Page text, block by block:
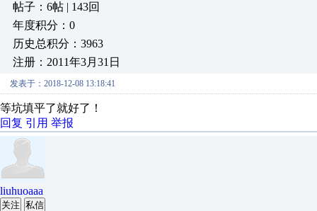
帖子：6帖 | 143回
年度积分：0
历史总积分：3963
注册：2011年3月31日
发表于：2018-12-08 13:18:41
等坑填平了就好了！
回复 引用 举报
liuhuoaaa
关注 私信